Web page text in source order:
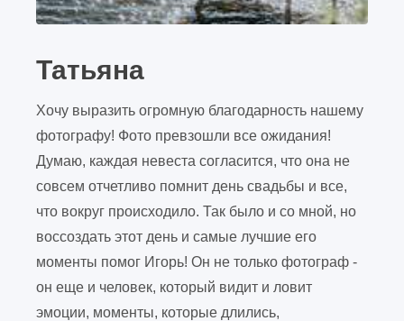
Татьяна
Хочу выразить огромную благодарность нашему
фотографу! Фото превзошли все ожидания!
Думаю, каждая невеста согласится, что она не
совсем отчетливо помнит день свадьбы и все,
что вокруг происходило. Так было и со мной, но
воссоздать этот день и самые лучшие его
моменты помог Игорь! Он не только фотограф -
он еще и человек, который видит и ловит
эмоции, моменты, которые длились,